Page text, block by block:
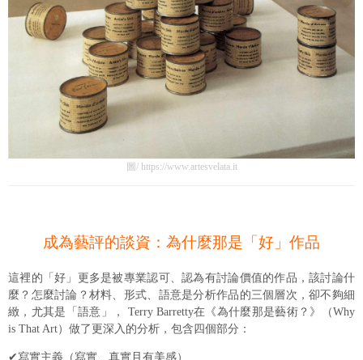
圖/ https://www.artesvelata.it
成為藝評的談資：為什麼那是「好」作品
這裡的「好」更多是被專業認可、認為有討論價值的作品，該討論什
麼？怎麼討論？材料、形式、語意是分析作品的三個層次，卻不夠細
緻，尤其是「語意」， Terry Barretty在《為什麼那是藝術？》（Why
is That Art）做了更深入的分析，包含四個部分：
✔寫實主義（寫實、真實且有美感）